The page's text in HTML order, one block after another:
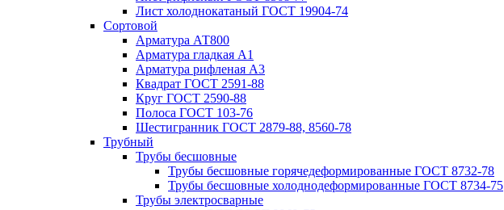
Лист холоднокатаный ГОСТ 19904-74
Сортовой
Арматура АТ800
Арматура гладкая А1
Арматура рифленая А3
Квадрат ГОСТ 2591-88
Круг ГОСТ 2590-88
Полоса ГОСТ 103-76
Шестигранник ГОСТ 2879-88, 8560-78
Трубный
Трубы бесшовные
Трубы бесшовные горячедеформированные ГОСТ 8732-78
Трубы бесшовные холоднодеформированные ГОСТ 8734-75
Трубы электросварные